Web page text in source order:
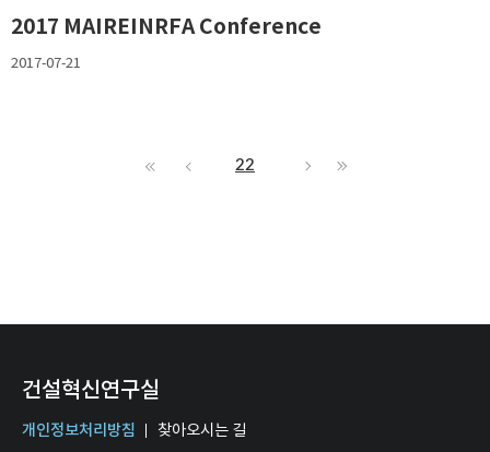
2017 MAIREINRFA Conference
2017-07-21
22
건설혁신연구실
개인정보처리방침 찾아오시는 길